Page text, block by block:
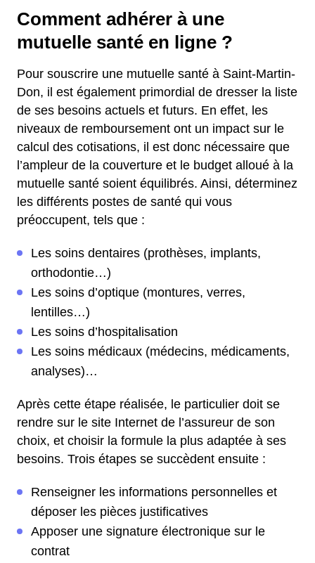
Comment adhérer à une
mutuelle santé en ligne ?
Pour souscrire une mutuelle santé à Saint-Martin-
Don, il est également primordial de dresser la liste
de ses besoins actuels et futurs. En effet, les
niveaux de remboursement ont un impact sur le
calcul des cotisations, il est donc nécessaire que
l’ampleur de la couverture et le budget alloué à la
mutuelle santé soient équilibrés. Ainsi, déterminez
les différents postes de santé qui vous
préoccupent, tels que :
Les soins dentaires (prothèses, implants,
orthodontie…)
Les soins d’optique (montures, verres,
lentilles…)
Les soins d’hospitalisation
Les soins médicaux (médecins, médicaments,
analyses)…
Après cette étape réalisée, le particulier doit se
rendre sur le site Internet de l’assureur de son
choix, et choisir la formule la plus adaptée à ses
besoins. Trois étapes se succèdent ensuite :
Renseigner les informations personnelles et
déposer les pièces justificatives
Apposer une signature électronique sur le
contrat